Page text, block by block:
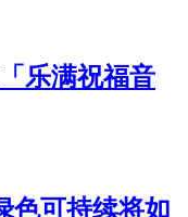
乐满祝福音
色可持续将如